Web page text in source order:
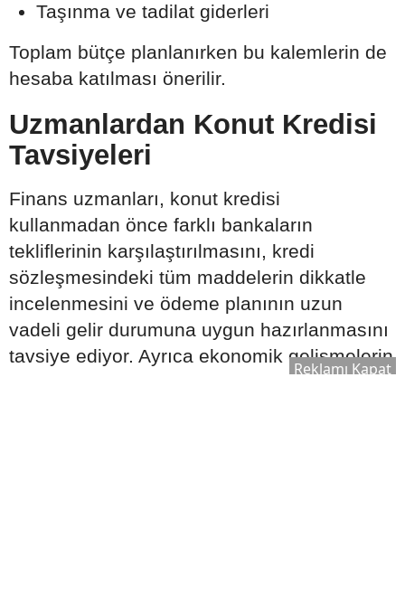
Taşınma ve tadilat giderleri
Toplam bütçe planlanırken bu kalemlerin de
hesaba katılması önerilir.
Uzmanlardan Konut Kredisi
Tavsiyeleri
Finans uzmanları, konut kredisi
kullanmadan önce farklı bankaların
tekliflerinin karşılaştırılmasını, kredi
sözleşmesindeki tüm maddelerin dikkatle
incelenmesini ve ödeme planının uzun
vadeli gelir durumuna uygun hazırlanmasını
tavsiye ediyor. Ayrıca ekonomik gelişmelerin
Reklamı Kapat